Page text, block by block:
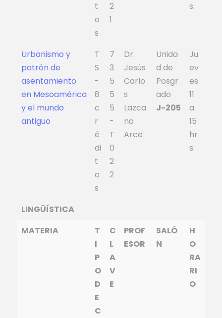
t
o
s
2
1
s.
Urbanismo y
patrón de
asentamiento
en Mesoamérica
y el mundo
antiguo
T
S
-
8
c
r
é
di
t
o
s
7
3
5
5
5
-
T
0
2
2
Dr.
Jesús
Carlo
s
Lazca
no
Arce
Unida
d de
Posgr
ado
J-205
Ju
ev
es
11
a
15
hr
s.
LINGÜÍSTICA
MATERIA
T
I
P
O
D
E
C
C
L
A
V
E
PROF
ESOR
SALÓ
N
H
O
RA
RI
O